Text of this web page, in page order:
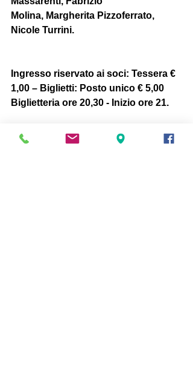
Molina, Margherita Pizzoferrato,
Nicole Turrini.
Ingresso riservato ai soci: Tessera €
1,00 – Biglietti: Posto unico € 5,00
Biglietteria ore 20,30 - Inizio ore 21.
TEATRO DEL NAVILE - SPAZIO
ARTE